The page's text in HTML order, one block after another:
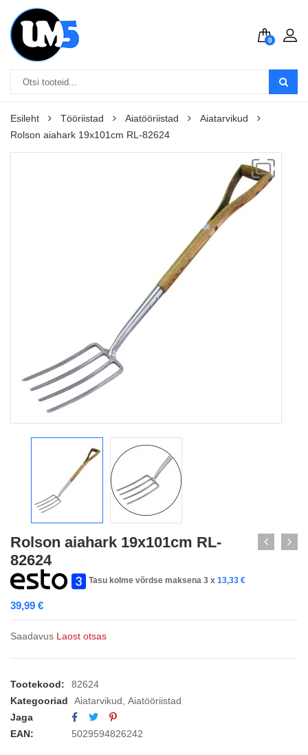
0
Esileht Tööriistad Aiatööriistad
Aiatarvikud
Rolson aiahark 19x101cm RL-82624
Rolson aiahark 19x101cm RL-
82624
Tasu kolme võrdse maksena 3 x 13,33 €
39,99 €
Saadavus Laost otsas
Tootekood:
82624
Kategooriad
Aiatarvikud Aiatööriistad
Jaga
EAN:
5029594826242